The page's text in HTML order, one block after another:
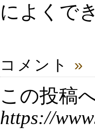
によくで
コメント »
この投稿
https://